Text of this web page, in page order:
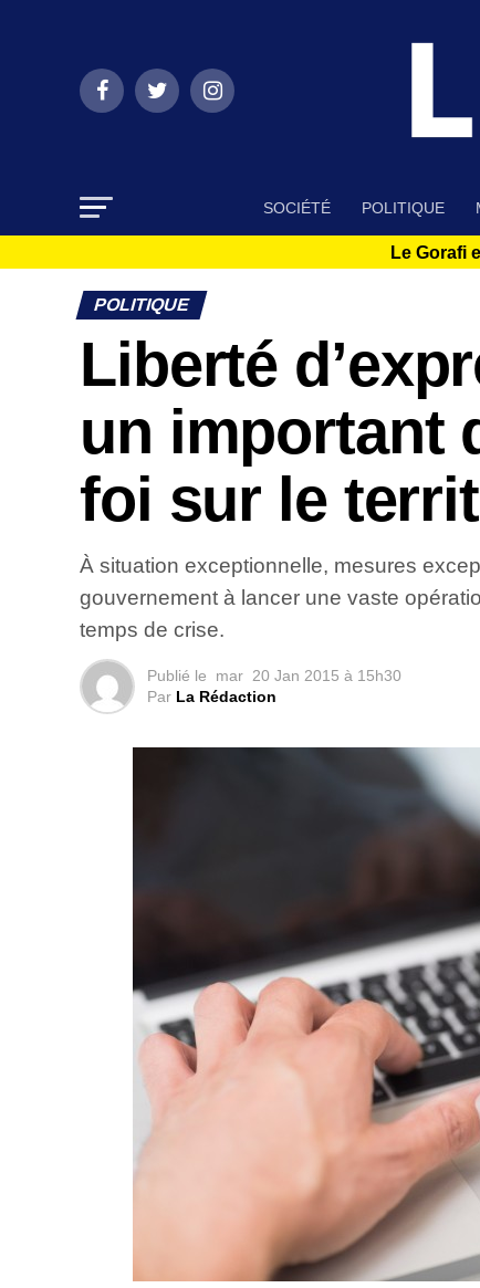
SOCIÉTÉ POLITIQUE
Le Gorafi
POLITIQUE
Liberté
un important
foi sur le
À situation exceptionnelle, mesures
gouvernement à lancer une vaste
temps de crise.
Publié le mar 20 Jan 2015 à 15h30
Par La Rédaction